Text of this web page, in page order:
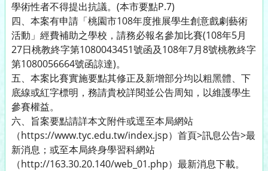
學術性者不得提出抗議。(本市要點P.7)
四、本案有申請「桃園市108年度推展學生創意戲劇藝術
活動」經費補助之學校，請務必報名參加比賽(108年5月
27日桃教終字第1080043451號函及108年7月8號桃教終字
第1080056664號函諒達)。
五、本案比賽實施要點其修正及新增部分均以粗黑體、下
底線或紅字標明，務請貴校詳閱並公告周知，以維護學生
參賽權益。
六、旨案要點請詳本文附件或逕至本局網站
（https://www.tyc.edu.tw/index.jsp）首頁>訊息公告>最
新消息；或至本局終身學習科網站
（http://163.30.20.140/web_01.php）最新消息下載。